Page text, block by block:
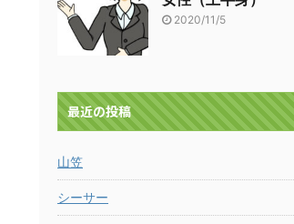
2020/11/5
最近の投稿
山笠
シーサー